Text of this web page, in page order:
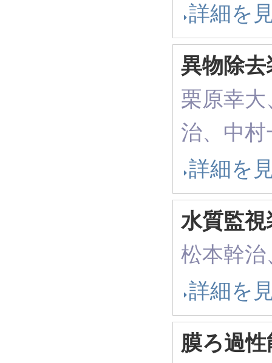
詳細を
異物除去
栗原幸
治、中村
詳細を
水質監
松本幹
詳細を
膜ろ過